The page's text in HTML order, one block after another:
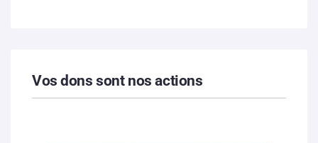
Vos dons sont nos actions